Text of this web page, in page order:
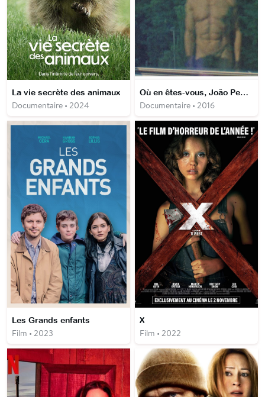
La vie secrète des animaux
Documentaire • 2024
Où en êtes-vous, João Pedro Rodrigues ?
Documentaire • 2016
Les Grands enfants
Film • 2023
X
Film • 2022